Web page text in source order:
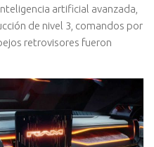
artificial avanzada,
de nivel 3, comandos por
retrovisores fueron